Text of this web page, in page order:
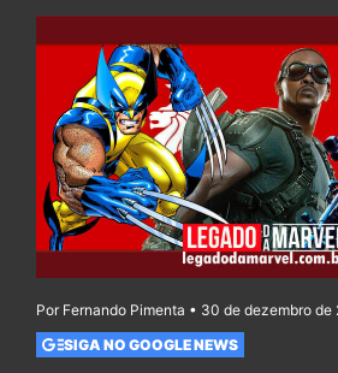
Por Fernando Pimenta • 30 de dezembro de
SIGA NO GOOGLE NEWS